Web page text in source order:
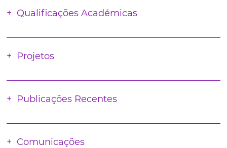
Qualificações Académicas
Projetos
Publicações Recentes
Comunicações